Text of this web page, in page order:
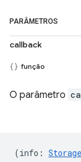
PARÂMETROS
callback
função
O parâmetro
(info :